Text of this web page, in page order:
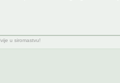
u siromastvu!